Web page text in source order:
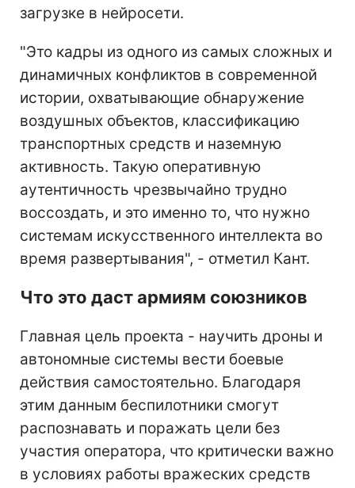
загрузке в нейросети.
"Это кадры из одного из самых сложных и
динамичных конфликтов в современной
истории, охватывающие обнаружение
воздушных объектов, классификацию
транспортных средств и наземную
активность. Такую оперативную
аутентичность чрезвычайно трудно
воссоздать, и это именно то, что нужно
системам искусственного интеллекта во
время развертывания", - отметил Кант.
Что это даст армиям союзников
Главная цель проекта - научить дроны и
автономные системы вести боевые
действия самостоятельно. Благодаря
этим данным беспилотники смогут
распознавать и поражать цели без
участия оператора, что критически важно
в условиях работы вражеских средств